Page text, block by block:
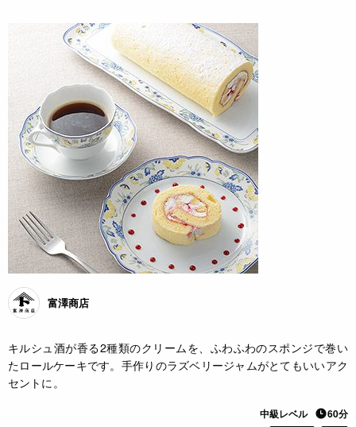
富澤商店
キルシュ酒が香る2種類のクリームを、ふわふわのスポンジで巻い
たロールケーキです。手作りのラズベリージャムがとてもいいアク
セントに。
中級レベル 60分